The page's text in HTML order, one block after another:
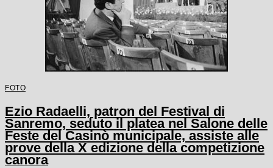
FOTO
Ezio Radaelli, patron del Festival di
Sanremo, seduto il platea nel Salone delle
Feste del Casinò municipale, assiste alle
prove della X edizione della competizione
canora